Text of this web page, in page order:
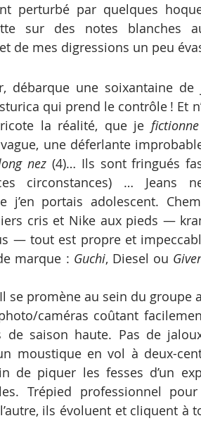
perturbé par quelques
sur des notes blanches
de mes digressions un peu
qui prend le contrôle ! Et
la réalité, que je fictionne
une déferlante
nez (4)… Ils sont fringués
circonstances) … Jeans
j’en portais adolescent.
cris et Nike aux pieds —
— tout est propre et
marque : Guchi, Diesel ou
se promène au sein du groupe
caméras coûtant
de saison haute. Pas de
moustique en vol à deux-
de piquer les fesses d’un
Trépied professionnel
ils évoluent et cliquent à